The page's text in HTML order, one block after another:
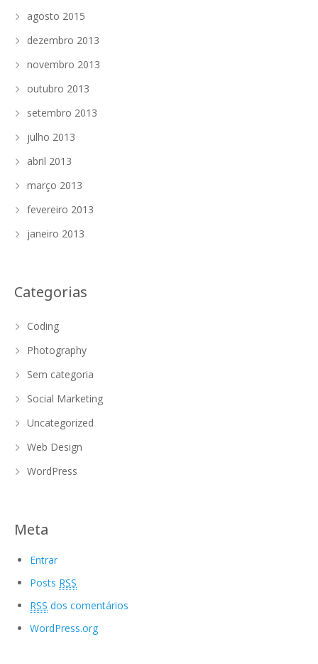
agosto 2015
dezembro 2013
novembro 2013
outubro 2013
setembro 2013
julho 2013
abril 2013
março 2013
fevereiro 2013
janeiro 2013
Categorias
Coding
Photography
Sem categoria
Social Marketing
Uncategorized
Web Design
WordPress
Meta
Entrar
Posts RSS
RSS dos comentários
WordPress.org